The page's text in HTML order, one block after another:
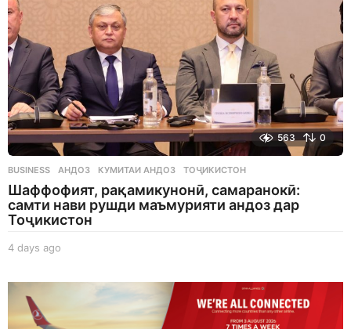
563 0
BUSINESS АНДОЗ ,КУМИТАИ АНДОЗ ,ТОҶИКИСТОН
Шаффофият, рақамикунонӣ, самаранокӣ:
самти нави рушди маъмурияти андоз дар
Тоҷикистон
4 days ago